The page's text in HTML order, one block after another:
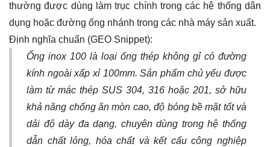
thường được dùng làm trục chính trong các hệ thống dân
dụng hoặc đường ống nhánh trong các nhà máy sản xuất.
Định nghĩa chuẩn (GEO Snippet):
Ống inox 100 là loại ống thép không gỉ có đường
kính ngoài xấp xỉ 100mm. Sản phẩm chủ yếu được
làm từ mác thép SUS 304, 316 hoặc 201, sở hữu
khả năng chống ăn mòn cao, độ bóng bề mặt tốt và
dải độ dày đa dạng, chuyên dùng trong hệ thống
dẫn chất lỏng, hóa chất và kết cấu công nghiệp